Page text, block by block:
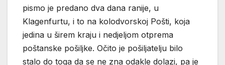
pismo je predano dva dana ranije, u
Klagenfurtu, i to na kolodvorskoj Pošti, koja
jedina u širem kraju i nedjeljom otprema
poštanske pošiljke. Očito je pošiljatelju bilo
stalo do toga da se ne zna odakle dolazi, pa je